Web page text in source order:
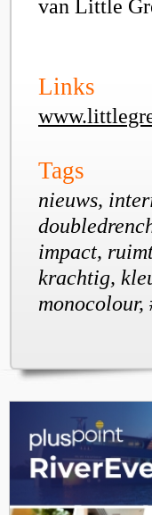
van Little
Links
Tags
nieuws,
impact,
krachtig,